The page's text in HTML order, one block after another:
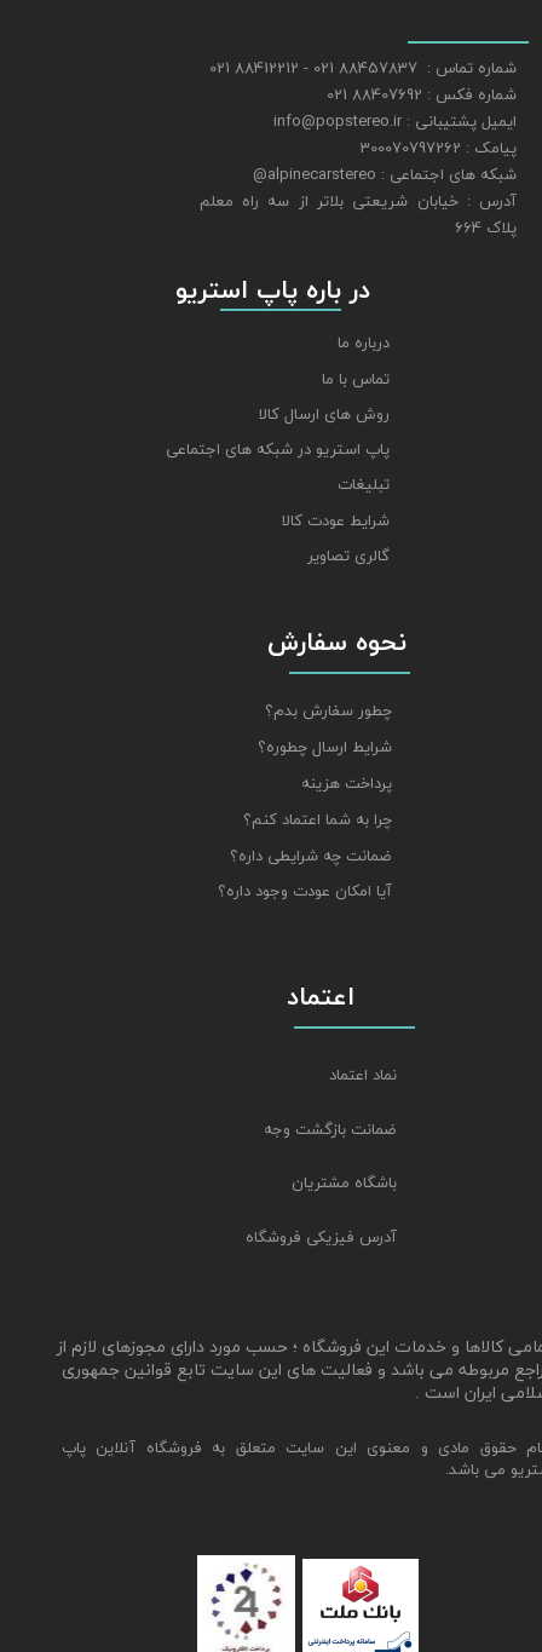
شماره تماس : 88457837 021 - 88412212 021
شماره فکس : 88407692 021
ایمیل پشتیبانی : info@popstereo.ir
پیامک : 300070797262
شبکه های اجتماعی : alpinecarstereo@
​​​​​​​آدرس : خیابان شریعتی بلاتر از سه راه معلم
پلاک 664
نحوه سفارش
چطور سفارش بدم؟
شرایط ارسال چطوره؟
پرداخت هزینه
چرا به شما اعتماد کنم؟
ضمانت چه شرایطی داره؟
آیا امکان عودت وجود داره؟
حقوق مادی و معنوی این سایت متعلق به فروشگاه آنلاین پاپ
می باشد.
اعتماد
نماد اعتماد
ضمانت بازگشت وجه
باشگاه مشتریان
آدرس فیزیکی فروشگاه
​​​​​​​ در باره پاپ استریو
درباره ما
تماس با ما
روش های ارسال کالا
پاپ استریو در شبکه های اجتماعی
تبلیغات
شرایط عودت کالا
گالری تصاویر
کالاها و خدمات این فروشگاه ؛ حسب مورد دارای مجوزهای لازم از
مربوطه می باشد و فعالیت های این سایت تابع قوانین جمهوری
ایران است .